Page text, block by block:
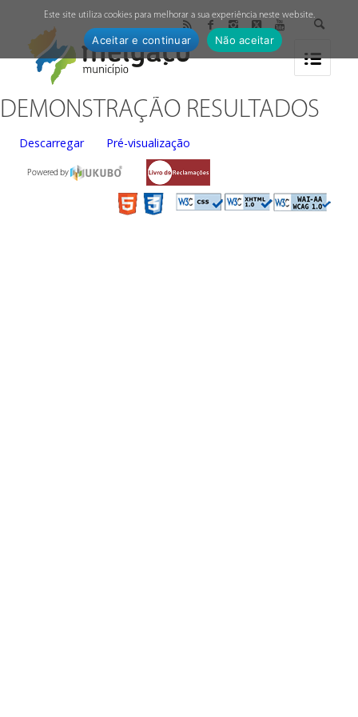
DEMONSTRAÇÃO RESULTADOS
Descarregar Pré-visualização
Powered by
Este site utiliza cookies para melhorar a sua experiência neste website.
Aceitar e continuar Não aceitar